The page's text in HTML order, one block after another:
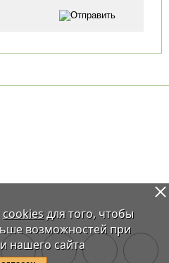
cookiesдля того, чтобы
возможностей при
нашего сайта